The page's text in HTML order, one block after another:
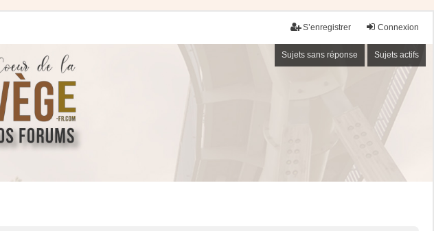
Connexion
S’enregistrer
Sujets sans réponse Sujets actifs